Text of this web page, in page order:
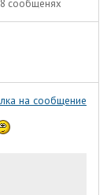
сообщенях
на сообщение